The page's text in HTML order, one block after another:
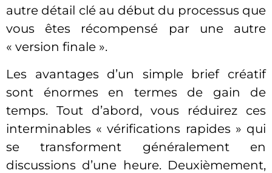
autre détail clé au début du processus que
vous êtes récompensé par une autre
« version finale ».
Les avantages d’un simple brief créatif
sont énormes en termes de gain de
temps. Tout d’abord, vous réduirez ces
interminables « vérifications rapides » qui
se transforment généralement en
discussions d’une heure. Deuxièmement,